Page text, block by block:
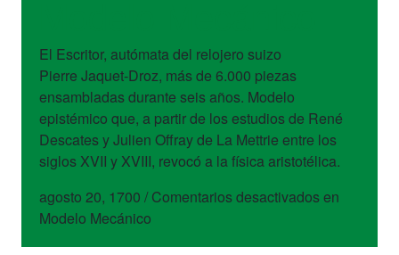
El Escritor, autómata del relojero suizo
Pierre Jaquet-Droz, más de 6.000 piezas
ensambladas durante seis años. Modelo
epistémico que, a partir de los estudios de René
Descates y Julien Offray de La Mettrie entre los
siglos XVII y XVIII, revocó a la física aristotélica.
agosto 20, 1700 / Comentarios desactivadosen
Modelo Mecánico